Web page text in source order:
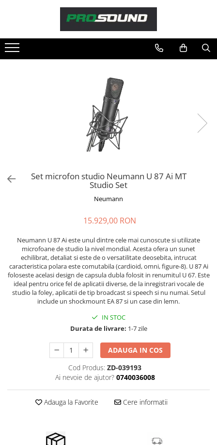
Sonorizare / PA
Playere si Recordere
Stabilizatoare de tensiune UPS si
Unelte Audio
Microfoane
Accesorii de microfoane
Capsule de microfon
Case-uri de microfoane
Microfoane de broadcast
Microfoane de instrumente
Microfoane de masurare si
Microfoane de studio
Microfoane de Suprafata
Microfoane de voce si live
Microfoane lavaliera si headset
Microfoane podcast, USB, iOS /
Microfoane pt instalatii si
Set microfon studio Neumann U 87 Ai MT
Studio Set
Neumann
15.929,00 RON
Neumann U 87 Ai este unul dintre cele mai cunoscute si utilizate
microfoane de studio la nivel mondial. Acesta ofera un sunet
echilibrat, detaliat si este de o versatilitate deosebita, intrucat
caracteristica polara este comutabila (cardioid, omni, figure-8). U 87 Ai
foloseste acelasi design de capsula dubla folosit in renumitul U 67. Este
ideal pentru orice fel de aplicatii diverse, de la inregistrari vocale de
studio la foley, aplicatii de tip broadcast si speech si nu numai. Setul
include un shockmount EA 87 si un case din lemn.
IN STOC
Durata de livrare: 1-7 zile
ADAUGA IN COS
Cod Produs: ZD-039193
Ai nevoie de ajutor? 0740036008
Adauga la Favorite Cere informatii